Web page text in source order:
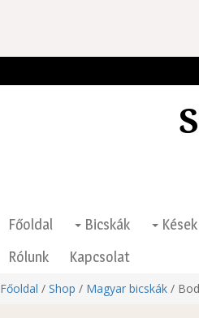
Főoldal Bicskák Kések
Rólunk
Kapcsolat
Főoldal / Shop / Magyar bicskák /